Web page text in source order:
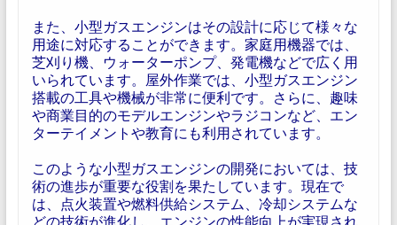
また、小型ガスエンジンはその設計に応じて様々な
用途に対応することができます。家庭用機器では、
芝刈り機、ウォーターポンプ、発電機などで広く用
いられています。屋外作業では、小型ガスエンジン
搭載の工具や機械が非常に便利です。さらに、趣味
や商業目的のモデルエンジンやラジコンなど、エン
ターテイメントや教育にも利用されています。
このような小型ガスエンジンの開発においては、技
術の進歩が重要な役割を果たしています。現在で
は、点火装置や燃料供給システム、冷却システムな
どの技術が進化し、エンジンの性能向上が実現され